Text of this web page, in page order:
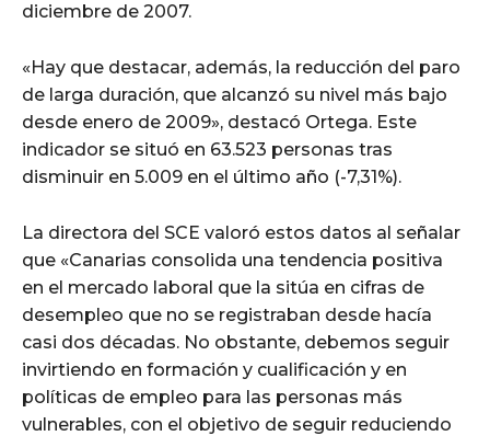
diciembre de 2007.
«Hay que destacar, además, la reducción del paro
de larga duración, que alcanzó su nivel más bajo
desde enero de 2009», destacó Ortega. Este
indicador se situó en 63.523 personas tras
disminuir en 5.009 en el último año (-7,31%).
La directora del SCE valoró estos datos al señalar
que «Canarias consolida una tendencia positiva
en el mercado laboral que la sitúa en cifras de
desempleo que no se registraban desde hacía
casi dos décadas. No obstante, debemos seguir
invirtiendo en formación y cualificación y en
políticas de empleo para las personas más
vulnerables, con el objetivo de seguir reduciendo